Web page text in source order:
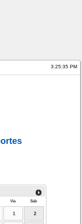
3:25:35 PM
Vie Sáb
1 2